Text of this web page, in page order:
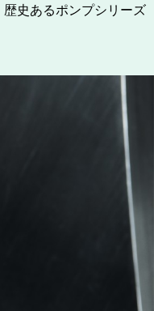
史あるポンプシリーズ